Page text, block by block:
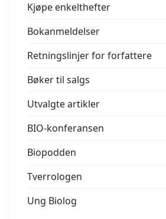
Kjøpe enkelthefter
Bokanmeldelser
Retningslinjer for forfattere
Bøker til salgs
Utvalgte artikler
BIO-konferansen
Biopodden
Tverrologen
Ung Biolog